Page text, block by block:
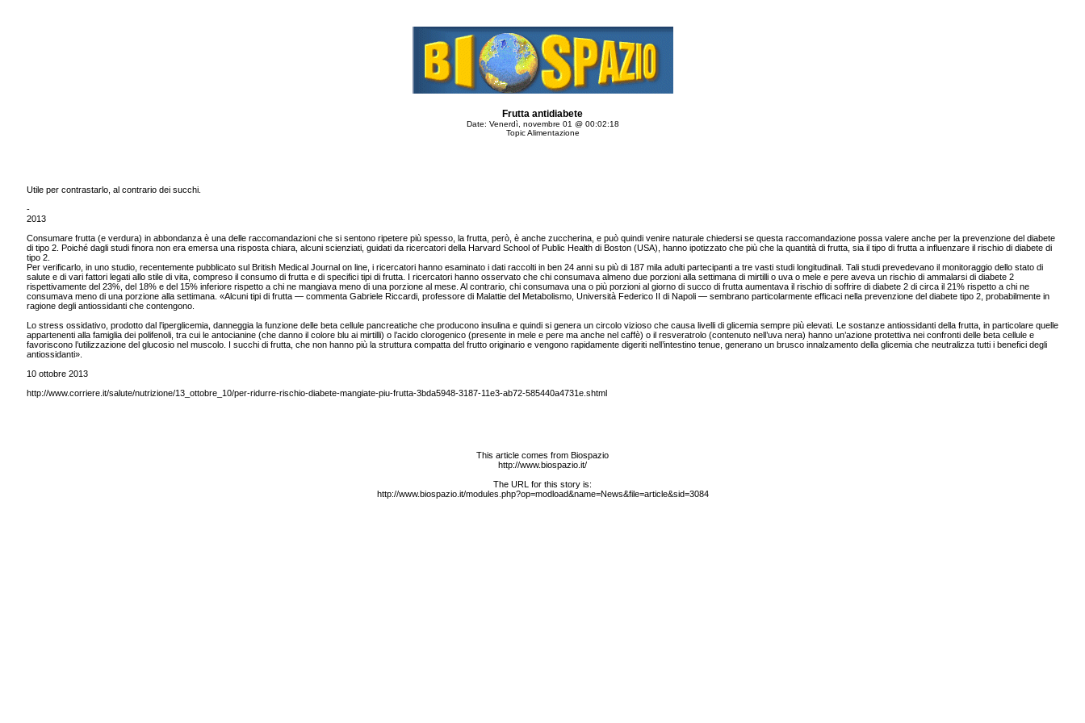
Frutta antidiabete
Date: Venerdì, novembre 01 @ 00:02:18
Topic Alimentazione
Utile per contrastarlo, al contrario dei succhi.
-
2013
Consumare frutta (e verdura) in abbondanza è una delle raccomandazioni che si sentono ripetere più spesso, la frutta, però, è anche zuccherina, e può quindi venire naturale chiedersi se questa raccomandazione possa valere anche per la prevenzione del diabete
di tipo 2. Poiché dagli studi finora non era emersa una risposta chiara, alcuni scienziati, guidati da ricercatori della Harvard School of Public Health di Boston (USA), hanno ipotizzato che più che la quantità di frutta, sia il tipo di frutta a influenzare il rischio di diabete di
tipo 2.
Per verificarlo, in uno studio, recentemente pubblicato sul British Medical Journal on line, i ricercatori hanno esaminato i dati raccolti in ben 24 anni su più di 187 mila adulti partecipanti a tre vasti studi longitudinali. Tali studi prevedevano il monitoraggio dello stato di
salute e di vari fattori legati allo stile di vita, compreso il consumo di frutta e di specifici tipi di frutta. I ricercatori hanno osservato che chi consumava almeno due porzioni alla settimana di mirtilli o uva o mele e pere aveva un rischio di ammalarsi di diabete 2
rispettivamente del 23%, del 18% e del 15% inferiore rispetto a chi ne mangiava meno di una porzione al mese. Al contrario, chi consumava una o più porzioni al giorno di succo di frutta aumentava il rischio di soffrire di diabete 2 di circa il 21% rispetto a chi ne
consumava meno di una porzione alla settimana. «Alcuni tipi di frutta — commenta Gabriele Riccardi, professore di Malattie del Metabolismo, Università Federico II di Napoli — sembrano particolarmente efficaci nella prevenzione del diabete tipo 2, probabilmente in
ragione degli antiossidanti che contengono.
Lo stress ossidativo, prodotto dal l’iperglicemia, danneggia la funzione delle beta cellule pancreatiche che producono insulina e quindi si genera un circolo vizioso che causa livelli di glicemia sempre più elevati. Le sostanze antiossidanti della frutta, in particolare quelle
appartenenti alla famiglia dei polifenoli, tra cui le antocianine (che danno il colore blu ai mirtilli) o l’acido clorogenico (presente in mele e pere ma anche nel caffè) o il resveratrolo (contenuto nell’uva nera) hanno un’azione protettiva nei confronti delle beta cellule e
favoriscono l’utilizzazione del glucosio nel muscolo. I succhi di frutta, che non hanno più la struttura compatta del frutto originario e vengono rapidamente digeriti nell’intestino tenue, generano un brusco innalzamento della glicemia che neutralizza tutti i benefici degli
antiossidanti».
10 ottobre 2013
http://www.corriere.it/salute/nutrizione/13_ottobre_10/per-ridurre-rischio-diabete-mangiate-piu-frutta-3bda5948-3187-11e3-ab72-585440a4731e.shtml
This article comes from Biospazio
http://www.biospazio.it/
The URL for this story is:
http://www.biospazio.it/modules.php?op=modload&name=News&file=article&sid=3084